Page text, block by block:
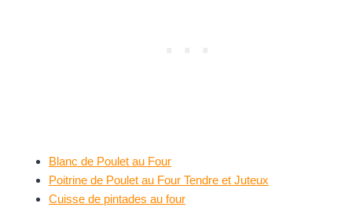
Blanc de Poulet au Four
Poitrine de Poulet au Four Tendre et Juteux
Cuisse de pintades au four